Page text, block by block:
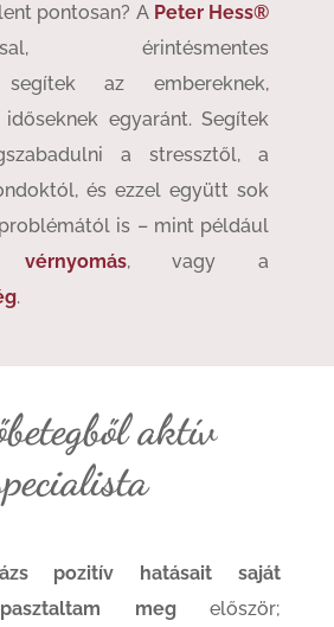
pontosan? A Peter Hess®
érintésmentes
segítek az embereknek,
egyaránt. Segítek
a stressztől, a
és ezzel együtt sok
is – mint például
, vagy a
.
aktív
pozitív hatásait saját
megelőször;